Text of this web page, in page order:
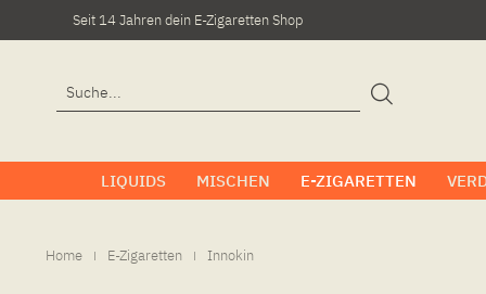
Seit 14 Jahren dein E-Zigaretten Shop
LIQUIDS MISCHEN E-ZIGARETTEN
Home | E-Zigaretten | Innokin